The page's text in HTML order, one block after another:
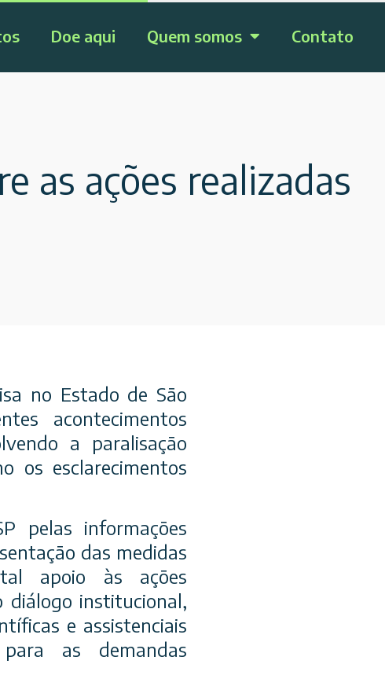
Doe aqui Quem somos Contato
as ações realizadas
no Estado de São
acontecimentos
a paralisação
os esclarecimentos
pelas informações
das medidas
apoio às ações
diálogo institucional,
e assistenciais
as demandas